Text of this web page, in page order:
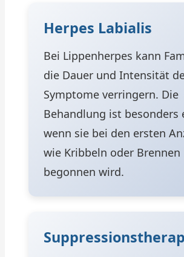
Herpes Labialis
Bei Lippenherpes kann
die Dauer und Intensität
Symptome verringern. Die
Behandlung ist besonders
wenn sie bei den ersten
wie Kribbeln oder Brennen
begonnen wird.